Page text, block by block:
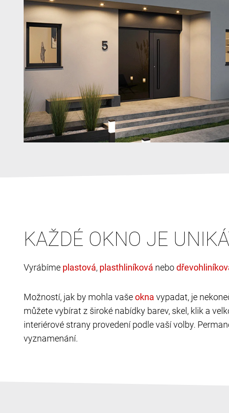
KAŽDÉ OKNO JE
Vyrábíme , nebo
Možností, jak by mohla vaše
vypadat, je
můžete vybírat z široké nabídky barev, skel, klik a
interiérové strany provedení podle vaší volby.
vyznamenání.